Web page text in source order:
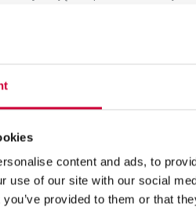
content and ads, to
use of our site with our social
provided to them or that
klientów. Wartościami
całości organizacji - firma
30 lat zrównoważonego
polską tradycję z